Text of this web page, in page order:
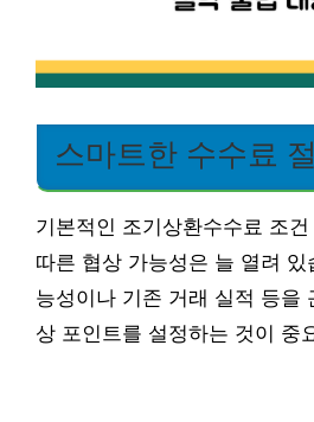
스마트한 수수료
기본적인 조기상환수수료 조
따른 협상 가능성은 늘 열려
능성이나 기존 거래 실적 등을
상 포인트를 설정하는 것이 중